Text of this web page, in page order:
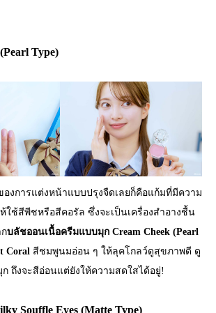
Type)
งการแต่งหน้าแบบปรุงจืดเลยก็คือแก้มที่มีความ
ช้สีพีชหรือสีคอรัล ซึ่งจะเป็นเครื่องสำอางชื้น
บลัชออนเนื้อครีมแบบมุก Cream Cheek (Pearl
Coral สีชมพูนมอ่อน ๆ ให้ลุคโกลว์ดูสุขภาพดี ดู
ถึงจะสีอ่อนแต่ยังให้ความสดใสได้อยู่!
Souffle Eyes (Matte Type)